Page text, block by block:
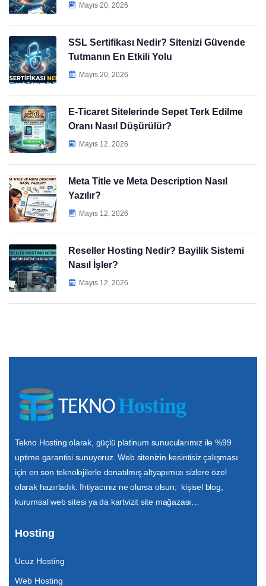
Mayıs 20, 2026
SSL Sertifikası Nedir? Sitenizi Güvende
Tutmanın En Etkili Yolu
Mayıs 20, 2026
E-Ticaret Sitelerinde Sepet Terk Edilme
Oranı Nasıl Düşürülür?
Mayıs 12, 2026
Meta Title ve Meta Description Nasıl
Yazılır?
Mayıs 12, 2026
Reseller Hosting Nedir? Bayilik Sistemi
Nasıl İşler?
Mayıs 12, 2026
Tekno Hosting olarak, güçlü platinum sunucularımız ile %99
uptime garantisi sunuyoruz. Web sitenizin kesintisiz çalışması
için en son teknolojilerle donatılmış altyapımızı sizlere özel
olarak hazırladık. İhtiyacınız ne olursa olsun; kişisel blog,
kurumsal web sitesi ya da kartvizit site mağazası…
Hosting
Ucuz Hosting
Web Hosting